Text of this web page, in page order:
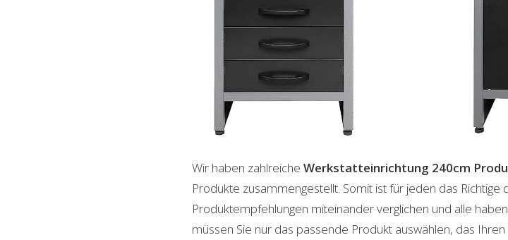
Wir haben zahlreiche Werkstatteinrichtung 240cm
Produkte zusammengestellt. Somit ist für jeden das Richtige
Produktempfehlungen miteinander verglichen und alle
müssen Sie nur das passende Produkt auswählen, das